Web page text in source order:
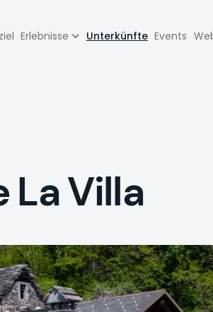
Erlebnisse Unterkünfte Events
La Villa